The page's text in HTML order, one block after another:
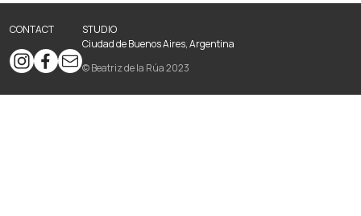
CONTACT
STUDIO
Ciudad de Buenos Aires, Argentina
© Beatriz de la Rúa 2023